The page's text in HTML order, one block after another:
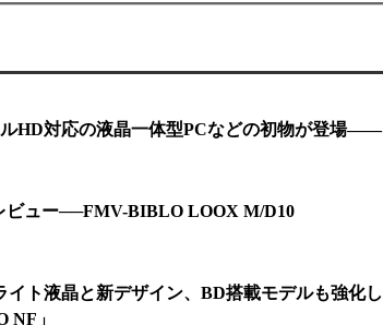
ルHD対応の液晶一体型PCなどの初物が登場――
ビュー──FMV-BIBLO LOOX M/D10
ト液晶と新デザイン、BD搭載モデルも強化し
NF」